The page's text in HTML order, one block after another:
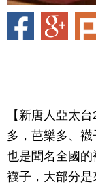
【新唐人亞太
多，芭樂多、
也是聞名全國
襪子，大部分